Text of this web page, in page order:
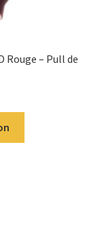
Rouge – Pull de